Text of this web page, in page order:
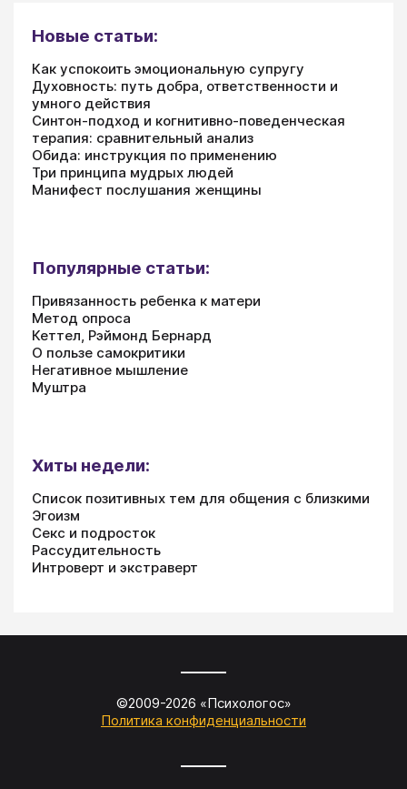
Новые статьи:
Как успокоить эмоциональную супругу
Духовность: путь добра, ответственности и
умного действия
Синтон-подход и когнитивно-поведенческая
терапия: сравнительный анализ
Обида: инструкция по применению
Три принципа мудрых людей
Манифест послушания женщины
Популярные статьи:
Привязанность ребенка к матери
Метод опроса
Кеттел, Рэймонд Бернард
О пользе самокритики
Негативное мышление
Муштра
Хиты недели:
Список позитивных тем для общения с близкими
Эгоизм
Секс и подросток
Рассудительность
Интроверт и экстраверт
©2009-2026 «Психологос»
Политика конфиденциальности